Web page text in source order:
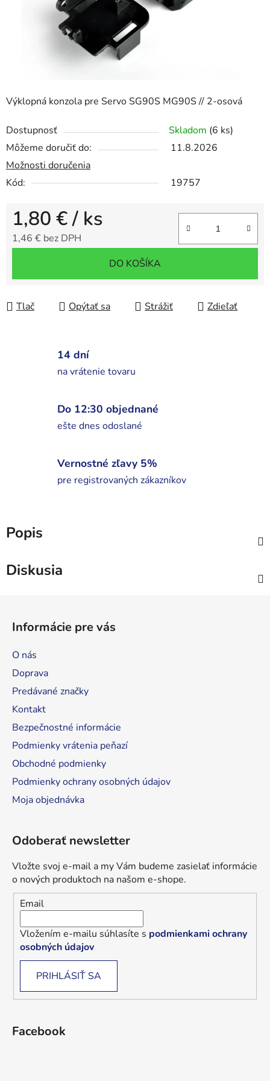
Výklopná konzola pre Servo SG90S MG90S // 2-osová
Dostupnosť Skladom (6 ks)
Môžeme doručiť do:
11.8.2026
Možnosti doručenia
Kód:
19757
1,80 €/ ks
1,46 € bez DPH
DO KOŠÍKA
Tlač Opýtať sa Strážiť Zdieľať
14 dní
na vrátenie tovaru
Do 12:30 objednané
ešte dnes odoslané
Vernostné zľavy 5%
pre registrovaných zákazníkov
Popis
Diskusia
Informácie pre vás
O nás
Doprava
Predávané značky
Kontakt
Bezpečnostné informácie
Podmienky vrátenia peňazí
Obchodné podmienky
Podmienky ochrany osobných údajov
Moja objednávka
Odoberať newsletter
Vložte svoj e-mail a my Vám budeme zasielať informácie
o nových produktoch na našom e-shope.
Email
Vložením e-mailu súhlasíte s podmienkami ochrany
osobných údajov
PRIHLÁSIŤ SA
Facebook